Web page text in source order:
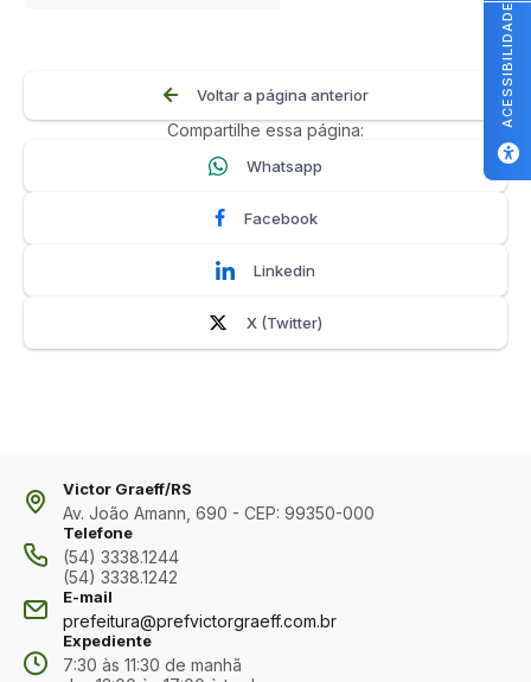
Voltar a página anterior
Compartilhe essa página:
Whatsapp
Facebook
Linkedin
X (Twitter)
Victor Graeff/RS
Av. João Amann, 690 - CEP: 99350-000
Telefone
(54) 3338.1244
(54) 3338.1242
E-mail
prefeitura@prefvictorgraeff.com.br
Expediente
7:30 às 11:30 de manhã
ACESSIBILIDADE